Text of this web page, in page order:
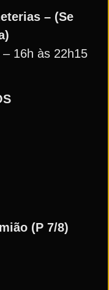
– (Se
16h às 22h15
(P 7/8)